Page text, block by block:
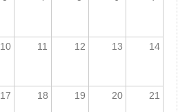
10 11 12 13 14
17 18 19 20 21